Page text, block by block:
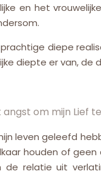
en het
diepe
diepte er van,
om mijn Lief
leven geleefd
houden of
de relatie uit